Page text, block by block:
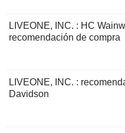
LIVEONE, INC. : HC
recomendación de compra
LIVEONE, INC. :
Davidson